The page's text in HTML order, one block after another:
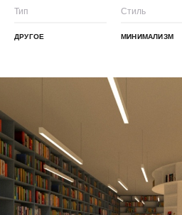
Тип
ДРУГОЕ
Стиль
МИНИМАЛИЗМ